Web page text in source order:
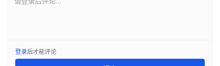
圈
登录后才能评论